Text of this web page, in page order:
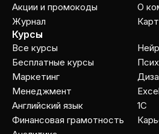
Акции и промокоды
Журнал
О
Курсы
Все курсы
Бесплатные курсы
Маркетинг
Менеджмент
Английский язык
Финансовая грамотность
Excel
1C